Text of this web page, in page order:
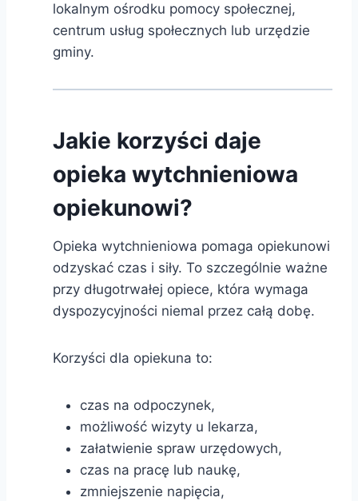
lokalnym ośrodku pomocy społecznej,
centrum usług społecznych lub urzędzie
gminy.
Jakie korzyści daje
opieka wytchnieniowa
opiekunowi?
Opieka wytchnieniowa pomaga opiekunowi
odzyskać czas i siły. To szczególnie ważne
przy długotrwałej opiece, która wymaga
dyspozycyjności niemal przez całą dobę.
Korzyści dla opiekuna to:
czas na odpoczynek,
możliwość wizyty u lekarza,
załatwienie spraw urzędowych,
czas na pracę lub naukę,
zmniejszenie napięcia,